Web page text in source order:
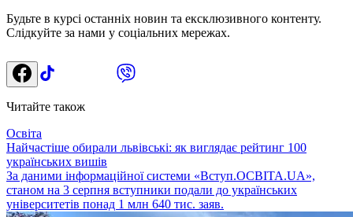
Будьте в курсі останніх новин та ексклюзивного контенту.
Слідкуйте за нами у соціальних мережах.
Читайте також
Освіта
Найчастіше обирали львівські: як виглядає рейтинг 100
українських вишів
За даними інформаційної системи «Вступ.ОСВІТА.UA»,
станом на 3 серпня вступники подали до українських
університетів понад 1 млн 640 тис. заяв.